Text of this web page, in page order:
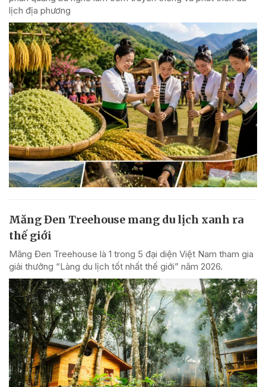
lịch địa phương
Măng Đen Treehouse mang du lịch xanh ra
thế giới
Măng Đen Treehouse là 1 trong 5 đại diện Việt Nam tham gia
giải thưởng “Làng du lịch tốt nhất thế giới” năm 2026.